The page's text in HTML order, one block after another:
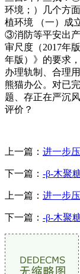
环境；）几个方
植环境 （一）成
③消防等平安出
审尺度（2017年
年版）》的要求
办理轨制、合理
熊猫办公。对已
题、存正在严沉
评价？
上一篇： 进一步
下一篇： -β-木聚
上一篇： 进一步
下一篇： -β-木聚